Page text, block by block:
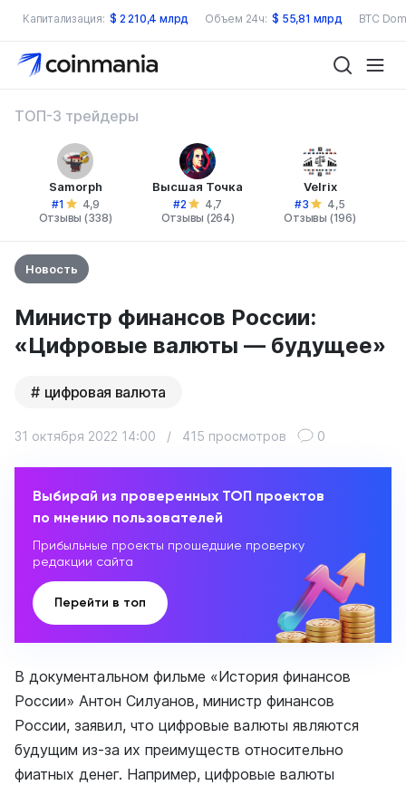
Капитализация: $ 2 210,4 млрд Объем 24ч: $ 55,81 млрд BTC
ТОП-3 трейдеры
Samorph
#1
4,9
Отзывы (338)
Высшая Точка
#2
4,7
Отзывы (264)
Velrix
#3
4,5
Отзывы (196)
Новость
Министр финансов России:
«Цифровые валюты — будущее»
цифровая валюта
31 октября 2022 14:00 / 415 просмотров 0
Выбирай из проверенных ТОП проектов
по мнению пользователей
Прибыльные проекты прошедшие проверку
редакции сайта
Перейти в топ
В документальном фильме «История финансов
России» Антон Силуанов, министр финансов
России, заявил, что цифровые валюты являются
будущим из-за их преимуществ относительно
фиатных денег. Например, цифровые валюты